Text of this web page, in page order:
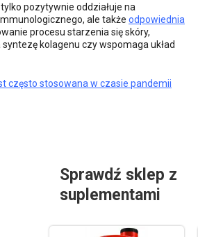
pozytywnie oddziałuje na
ale także odpowiednia
procesu starzenia się skóry,
kolagenu czy wspomaga układ
często stosowana w czasie pandemii
Sprawdź sklep z
suplementami